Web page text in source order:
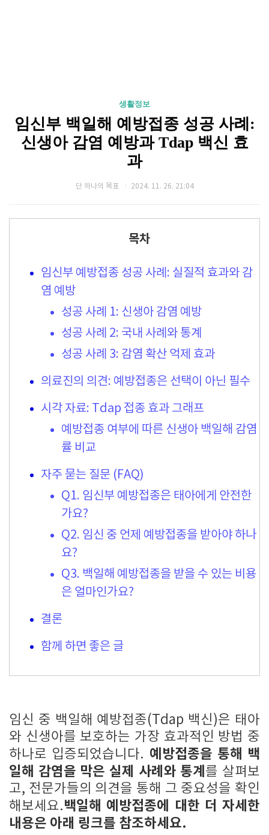
생활정보
임신부 백일해 예방접종 성공 사례:
신생아 감염 예방과 Tdap 백신 효
과
단 하나의 목표 2024. 11. 26. 21:04
목차
임신부 예방접종 성공 사례: 실질적 효과와 감
염 예방
성공 사례 1: 신생아 감염 예방
성공 사례 2: 국내 사례와 통계
성공 사례 3: 감염 확산 억제 효과
의료진의 의견: 예방접종은 선택이 아닌 필수
시각 자료: Tdap 접종 효과 그래프
예방접종 여부에 따른 신생아 백일해 감염
률 비교
자주 묻는 질문 (FAQ)
Q1. 임신부 예방접종은 태아에게 안전한
가요?
Q2. 임신 중 언제 예방접종을 받아야 하나
요?
Q3. 백일해 예방접종을 받을 수 있는 비용
은 얼마인가요?
결론
함께 하면 좋은 글
임신 중 백일해 예방접종(Tdap 백신)은 태아
와 신생아를 보호하는 가장 효과적인 방법 중
하나로 입증되었습니다. 예방접종을 통해 백
일해 감염을 막은 실제 사례와 통계 를 살펴보
고, 전문가들의 의견을 통해 그 중요성을 확인
해보세요.백일해 예방접종에 대한 더 자세한
내용은 아래 링크를 참조하세요.